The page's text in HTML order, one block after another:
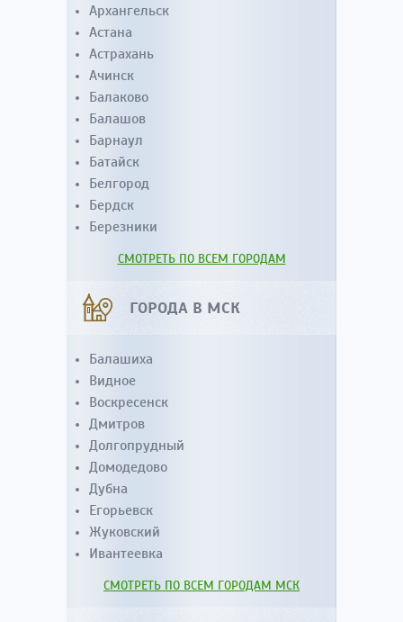
Архангельск
Астана
Астрахань
Ачинск
Балаково
Балашов
Барнаул
Батайск
Белгород
Бердск
Березники
СМОТРЕТЬ ПО ВСЕМ ГОРОДАМ
ГОРОДА В МСК
Балашиха
Видное
Воскресенск
Дмитров
Долгопрудный
Домодедово
Дубна
Егорьевск
Жуковский
Ивантеевка
СМОТРЕТЬ ПО ВСЕМ ГОРОДАМ МСК